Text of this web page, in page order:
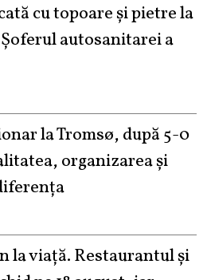
cu topoare și pietre la
autosanitarei a
la Tromsø, după 5-0
organizarea și
la viață. Restaurantul și